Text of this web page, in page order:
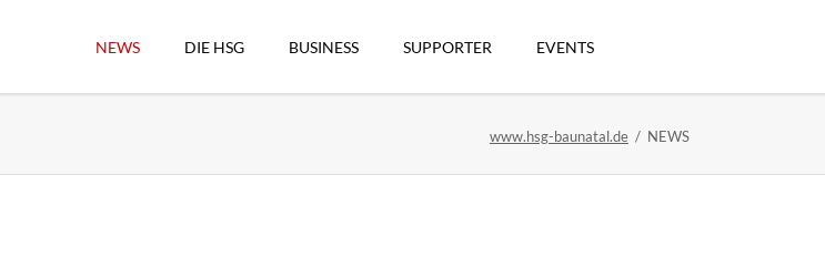
NEWS DIE HSG BUSINESS SUPPORTER EVENTS
www.hsg-baunatal.de NEWS